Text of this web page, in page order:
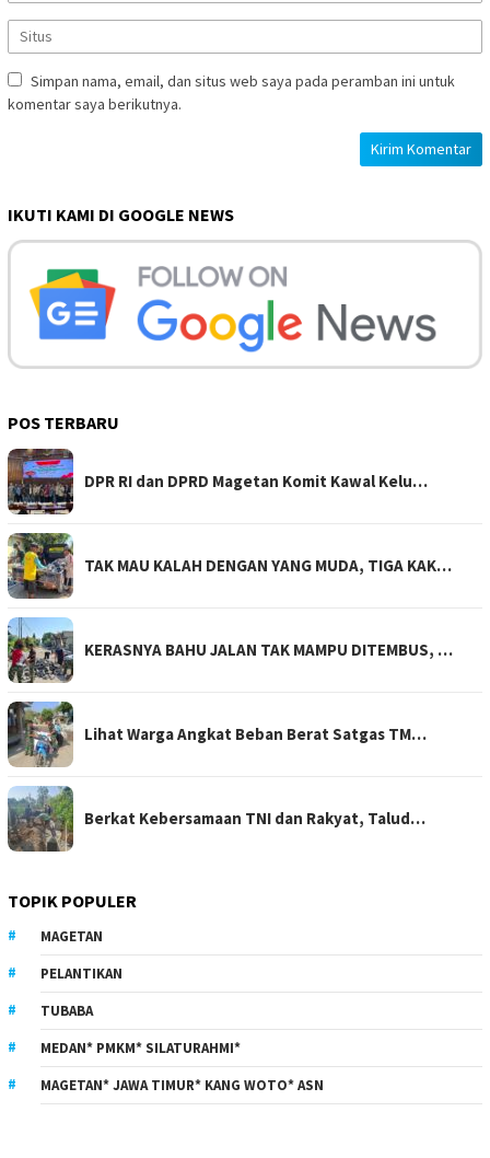
Simpan nama, email, dan situs web saya pada peramban ini untuk
komentar saya berikutnya.
IKUTI KAMI DI GOOGLE NEWS
POS TERBARU
DPR RI dan DPRD Magetan Komit Kawal Kelu…
TAK MAU KALAH DENGAN YANG MUDA, TIGA KAK…
KERASNYA BAHU JALAN TAK MAMPU DITEMBUS, …
Lihat Warga Angkat Beban Berat Satgas TM…
Berkat Kebersamaan TNI dan Rakyat, Talud…
TOPIK POPULER
MAGETAN
PELANTIKAN
TUBABA
MEDAN* PMKM* SILATURAHMI*
MAGETAN* JAWA TIMUR* KANG WOTO* ASN